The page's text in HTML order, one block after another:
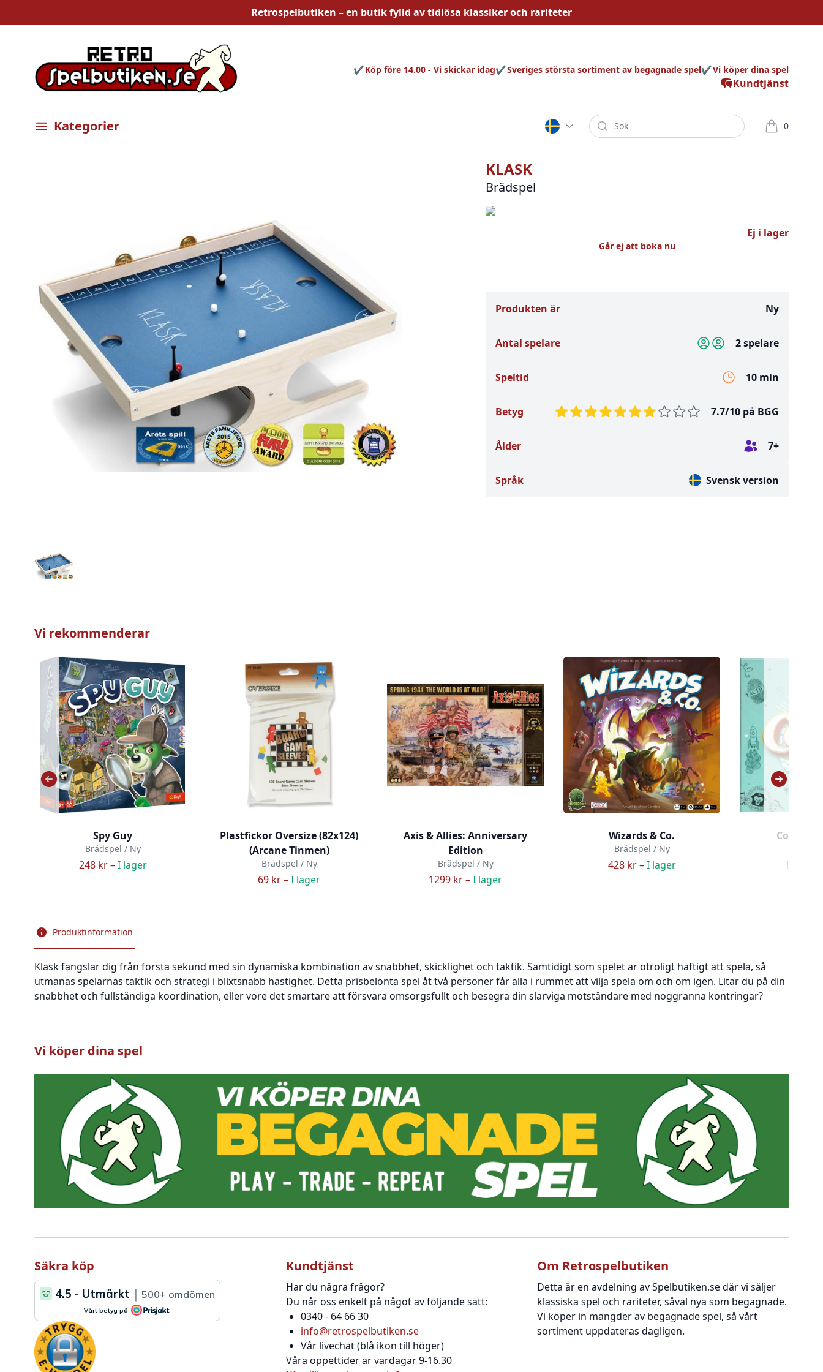
Retrospelbutiken – en butik fylld avtidlösa klassiker och rariteter
Kundtjänst
Köp före 14.00 - Vi skickar idag Sveriges största sortiment av begagnade spel Vi köper dina spel
Öppna meny
Kategorier Sök 0
varor i
KLASK
Brädspel
Ej i lager
Går ej att boka nu
Produkten är Ny
Antal spelare 2 spelare
Speltid 10 min
Betyg 7.7/10 på BGG
Ålder 7+
Språk Svensk version
Vi rekommenderar
Spy Guy
Brädspel / Ny
248 kr –I lager
Plastfickor Oversize (82x124)
(Arcane Tinmen)
Brädspel / Ny
69 kr –I lager
Axis & Allies: Anniversary
Edition
Brädspel / Ny
1299 kr –I lager
Wizards & Co.
Brädspel / Ny
428 kr –I lager
Cortex
119 kr –
Produktinformation
Klask fängslar dig från första sekund med sin dynamiska kombination av snabbhet, skicklighet och taktik. Samtidigt som spelet är otroligt häftigt att spela, så
utmanas spelarnas taktik och strategi i blixtsnabb hastighet. Detta prisbelönta spel åt två personer får alla i rummet att vilja spela om och om igen. Litar du på din
snabbhet och fullständiga koordination, eller vore det smartare att försvara omsorgsfullt och besegra din slarviga motståndare med noggranna kontringar?
Vi köper dina spel
Säkra köp Kundtjänst
Har du några frågor?
Du når oss enkelt på något av följande sätt:
0340 - 64 66 30
info@retrospelbutiken.se
Vår livechat (blå ikon till höger)
Våra öppettider är vardagar 9-16.30
Om Retrospelbutiken
Detta är en avdelning av Spelbutiken.se där vi säljer
klassiska spel och rariteter, såväl nya som begagnade.
Vi köper in mängder av begagnade spel, så vårt
sortiment uppdateras dagligen.